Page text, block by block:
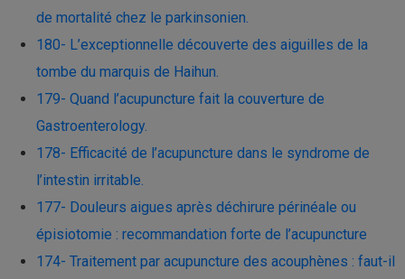
de mortalité chez le parkinsonien.
180- L’exceptionnelle découverte des aiguilles de la
tombe du marquis de Haihun.
179- Quand l’acupuncture fait la couverture de
Gastroenterology.
178- Efficacité de l’acupuncture dans le syndrome de
l’intestin irritable.
177- Douleurs aigues après déchirure périnéale ou
épisiotomie : recommandation forte de l’acupuncture
174- Traitement par acupuncture des acouphènes : faut-il